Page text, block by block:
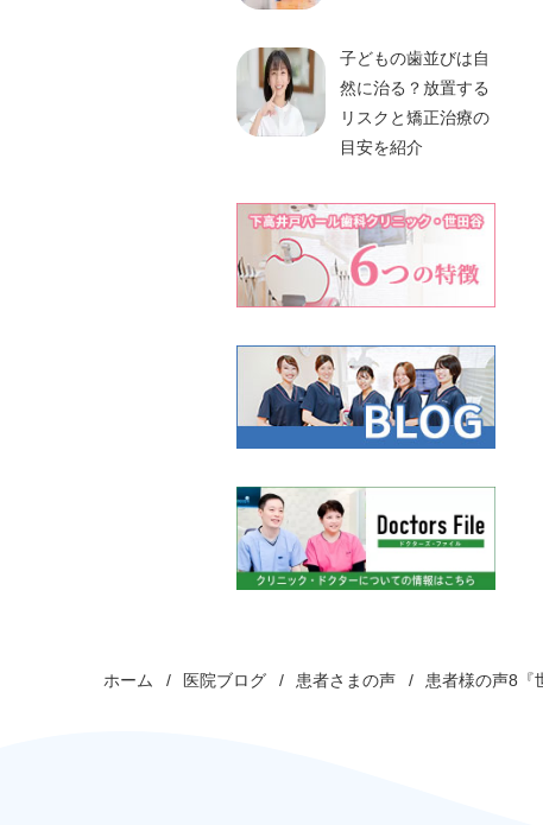
子どもの歯並びは自
然に治る？放置する
リスクと矯正治療の
目安を紹介
ホーム 医院ブログ 患者さまの声 患者様の声8『